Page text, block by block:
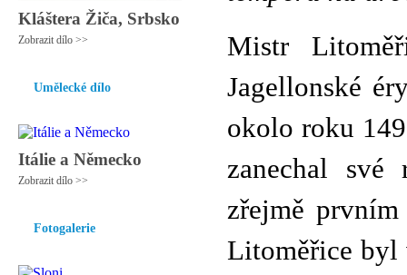
Kláštera Žiča, Srbsko
Zobrazit dílo >>
Umělecké dílo
Itálie a Německo
Zobrazit dílo >>
Fotogalerie
Mistr
Jagellonské
okolo roku
zanechal
zřejmě
Litoměřice byl